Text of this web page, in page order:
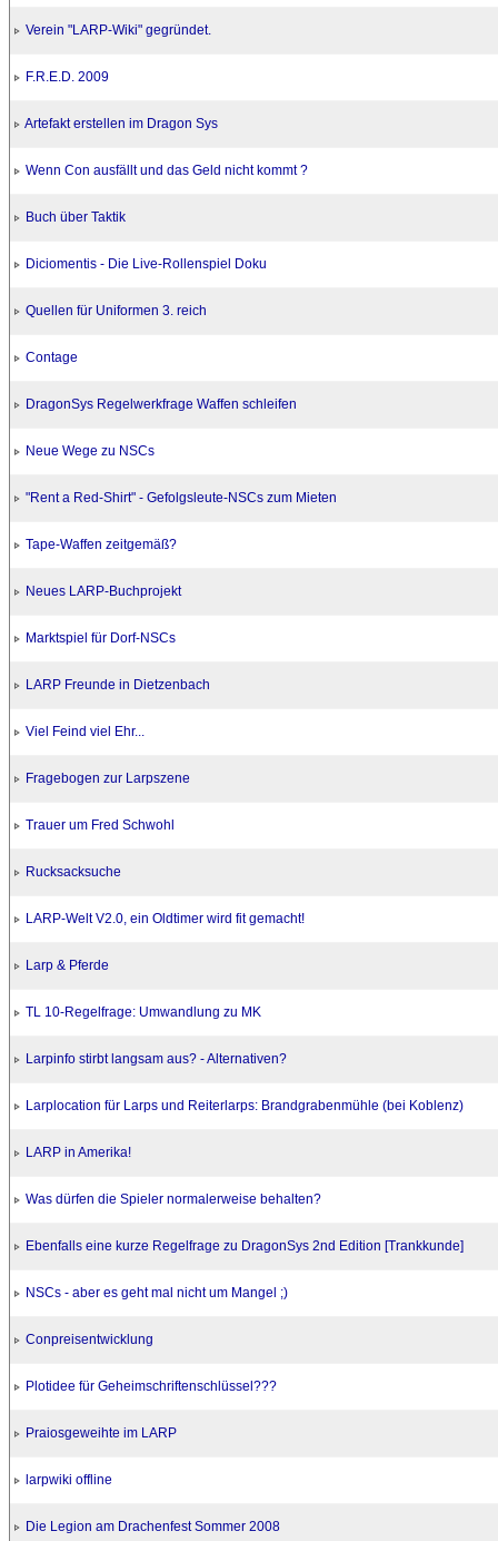
Verein "LARP-Wiki" gegründet.
F.R.E.D. 2009
Artefakt erstellen im Dragon Sys
Wenn Con ausfällt und das Geld nicht kommt ?
Buch über Taktik
Diciomentis - Die Live-Rollenspiel Doku
Quellen für Uniformen 3. reich
Contage
DragonSys Regelwerkfrage Waffen schleifen
Neue Wege zu NSCs
"Rent a Red-Shirt" - Gefolgsleute-NSCs zum Mieten
Tape-Waffen zeitgemäß?
Neues LARP-Buchprojekt
Marktspiel für Dorf-NSCs
LARP Freunde in Dietzenbach
Viel Feind viel Ehr...
Fragebogen zur Larpszene
Trauer um Fred Schwohl
Rucksacksuche
LARP-Welt V2.0, ein Oldtimer wird fit gemacht!
Larp & Pferde
TL 10-Regelfrage: Umwandlung zu MK
Larpinfo stirbt langsam aus? - Alternativen?
Larplocation für Larps und Reiterlarps: Brandgrabenmühle (bei Koblenz)
LARP in Amerika!
Was dürfen die Spieler normalerweise behalten?
Ebenfalls eine kurze Regelfrage zu DragonSys 2nd Edition [Trankkunde]
NSCs - aber es geht mal nicht um Mangel ;)
Conpreisentwicklung
Plotidee für Geheimschriftenschlüssel???
Praiosgeweihte im LARP
larpwiki offline
Die Legion am Drachenfest Sommer 2008